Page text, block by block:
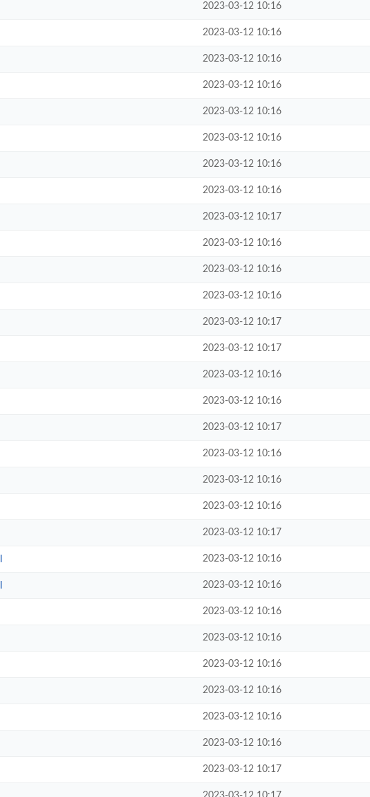
2023-03-12 10:16
2023-03-12 10:16
2023-03-12 10:16
2023-03-12 10:16
2023-03-12 10:16
2023-03-12 10:16
2023-03-12 10:16
2023-03-12 10:16
2023-03-12 10:17
2023-03-12 10:16
2023-03-12 10:16
2023-03-12 10:16
2023-03-12 10:17
2023-03-12 10:17
2023-03-12 10:16
2023-03-12 10:16
2023-03-12 10:17
2023-03-12 10:16
2023-03-12 10:16
2023-03-12 10:16
2023-03-12 10:17
2023-03-12 10:16
2023-03-12 10:16
2023-03-12 10:16
2023-03-12 10:16
2023-03-12 10:16
2023-03-12 10:16
2023-03-12 10:16
2023-03-12 10:16
2023-03-12 10:17